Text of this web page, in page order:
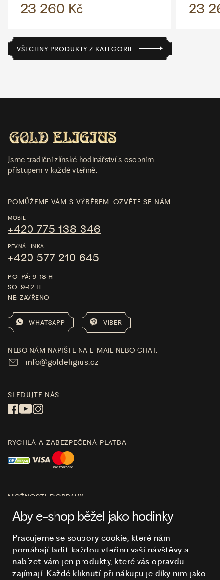
23 260 Kč 23
VŠECHNY PRODUKTY Z KATEGORIE
Jsme tradiční zlínské hodinářství s osobním
přístupem v každé vteřině.
O NÁKUPU
POMŮŽEME VÁM S VÝBĚREM. OZVĚTE SE NÁM.
MOBIL
+420 775 138 346
PEVNÁ LINKA
+420 577 210 645
PO-PÁ: 9-18 H
SO: 9-12 H
NE: ZAVŘENO
WHATSAPP VIBER
NEBO NÁM NAPIŠTE NA E-MAIL NEBO CHAT.
info@goldeligius.cz
SLEDUJTE NÁS
RYCHLÁ A ZABEZPEČENÁ PLATBA
MOŽNOSTI DOPRAVY
Aby e-shop běžel jako hodinky
Pracujeme se soubory cookie, které nám
pomáhají ladit každou vteřinu vaší návštěvy a
nabízet vám jen produkty, které vás opravdu
zajímají. Každé kliknutí při nákupu je díky nim jako